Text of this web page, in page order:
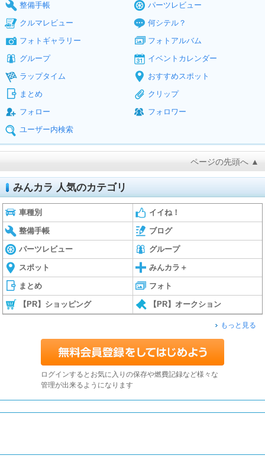
整備手帳
パーツレビュー
クルマレビュー
何シテル？
フォトギャラリー
フォトアルバム
グループ
イベントカレンダー
ラップタイム
おすすめスポット
まとめ
クリップ
フォロー
フォロワー
ユーザー内検索
ページの先頭へ ▲
みんカラ 人気のカテゴリ
車種別 イイね！
整備手帳 ブログ
パーツレビュー グループ
スポット みんカラ＋
まとめ フォト
【PR】ショッピング 【PR】オークション
もっと見る
ログインするとお気に入りの保存や燃費記録など様々な
管理が出来るようになります